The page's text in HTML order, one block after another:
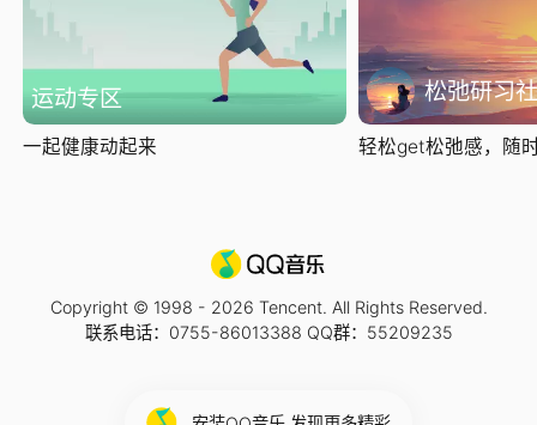
运动专区
一起健康动起来
松弛研习社
轻松get松弛感，随
Copyright © 1998 - 2026 Tencent. All Rights Reserved.
联系电话：0755-86013388 QQ群：55209235